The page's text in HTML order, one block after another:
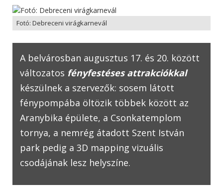
Fotó: Debreceni virágkarnevál
A belvárosban augusztus 17. és 20. között
változatos fényfestéses attrakciókkal
készülnek a szervezők: sosem látott
fénypompába öltözik többek között az
Aranybika épülete, a Csonkatemplom
tornya, a nemrég átadott Szent István
park pedig a 3D mapping vizuális
csodájának lesz helyszíne.